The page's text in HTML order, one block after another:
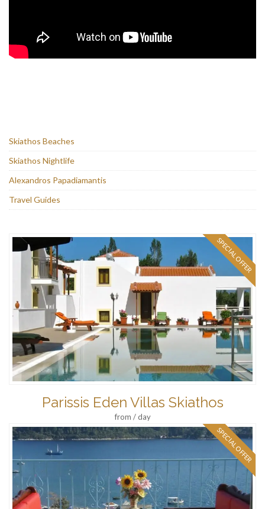
Skiathos Beaches
Skiathos Nightlife
Alexandros Papadiamantis
Travel Guides
SPECIAL OFFER
Parissis Eden Villas Skiathos
from / day
SPECIAL OFFER